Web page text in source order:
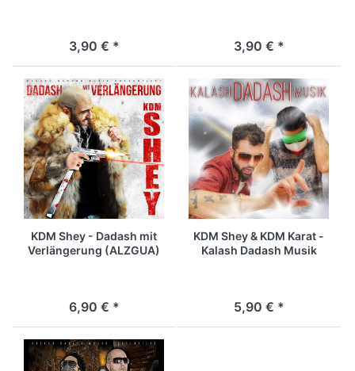
3,90 € * 3,90 € *
KDM Shey - Dadash mit
Verlängerung (ALZGUA)
6,90 € *
KDM Shey & KDM Karat -
Kalash Dadash Musik
5,90 € *